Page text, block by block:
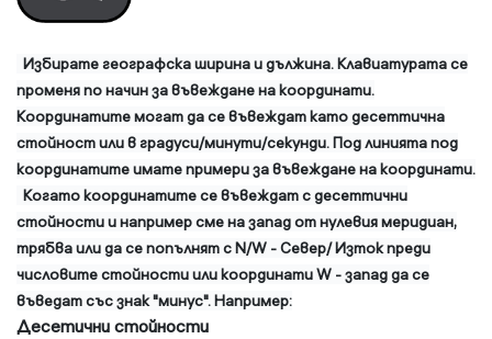
Избирате географска ширина и дължина. Клавиатурата се
променя по начин за въвеждане на координати.
Координатите могат да се въвеждат като десеттична
стойност или в градуси/минути/секунди. Под линията под
координатите имате примери за въвеждане на координати.
Когато координатите се въвеждат с десеттични
стойности и например сме на запад от нулевия меридиан,
трябва или да се попълнят с N/W - Север/ Изток преди
числовите стойности или координати W - запад да се
въведат със знак "минус". Например:
Десетични стойности